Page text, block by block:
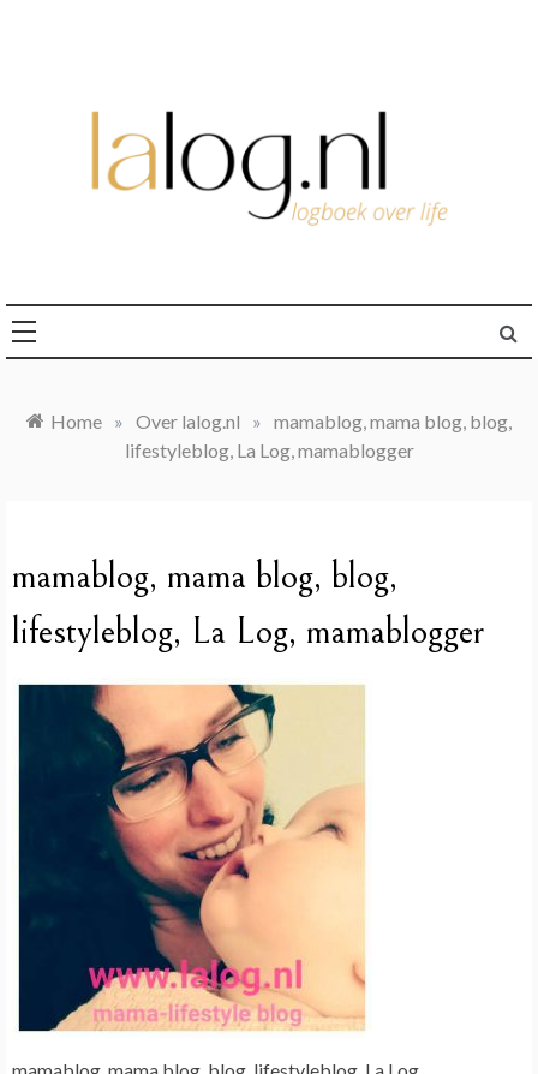
Home » Over lalog.nl » mamablog, mama blog, blog,
lifestyleblog, La Log, mamablogger
mamablog, mama blog, blog,
lifestyleblog, La Log, mamablogger